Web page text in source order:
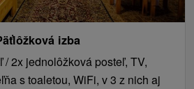
izba
/ 2x jednolôžková posteľ, TV,
s toaletou, WiFi, v 3 z nich aj